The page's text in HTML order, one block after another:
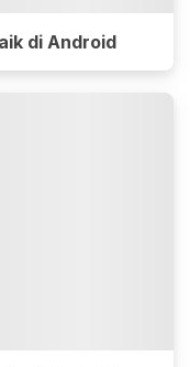
di Android